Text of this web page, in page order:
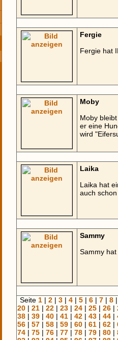
Fergie
Fergie hat
Moby
Moby
er eine
wird
Laika
Laika hat
auch
Sammy
Sammy
Seite 1| 2| 3| 4| 5| 6| 7| 8
20 | 21 | 22 | 23 | 24 | 25 | 26 |
38 | 39 | 40 | 41 | 42 | 43 | 44 |
56 | 57 | 58 | 59 | 60 | 61 | 62 |
74 | 75 | 76 | 77 | 78 | 79 | 80 |